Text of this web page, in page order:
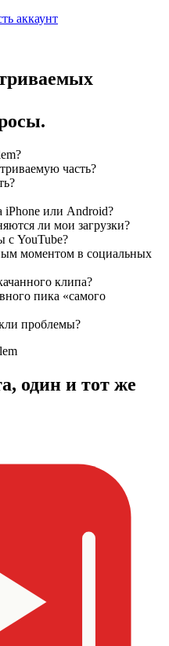
аккаунт
часть?
iPhone или Android?
ли мои загрузки?
с YouTube?
моментом в социальных
клипа?
пика «самого
проблемы?
один и тот же